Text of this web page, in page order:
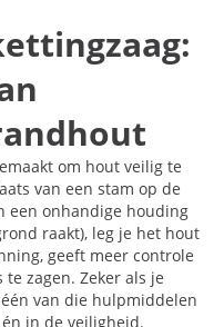
om hout veilig te
van een stam op de
een onhandige houding
raakt), leg je het hout
geeft meer controle
zagen. Zeker als je
van die hulpmiddelen
in de veiligheid.